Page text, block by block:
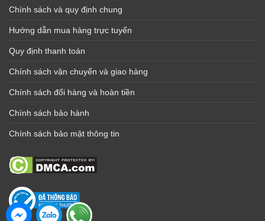
Chính sách và quy định chung
Hướng dẫn mua hàng trực tuyến
Quy định thanh toán
Chính sách vận chuyển và giao hàng
Chính sách đổi hàng và hoàn tiền
Chính sách bảo hành
Chính sách bảo mật thông tin